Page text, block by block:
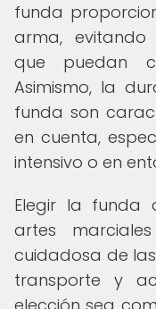
funda
arma, evitando
que puedan
Asimismo, la
funda son
en cuenta,
intensivo o en
Elegir la funda
artes
cuidadosa de
transporte y